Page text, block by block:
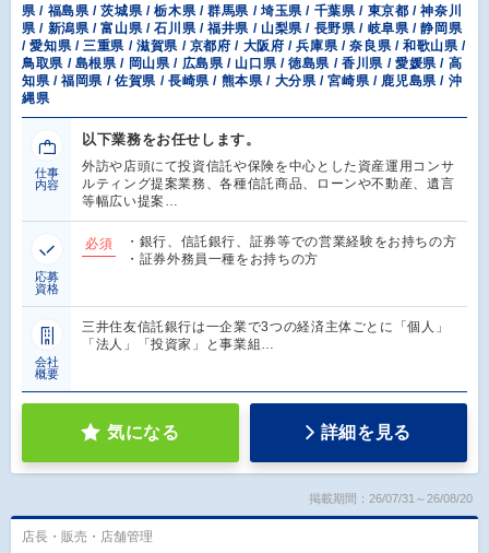
県 / 福島県 / 茨城県 / 栃木県 / 群馬県 / 埼玉県 / 千葉県 / 東京都 / 神奈川
県 / 新潟県 / 富山県 / 石川県 / 福井県 / 山梨県 / 長野県 / 岐阜県 / 静岡県
/ 愛知県 / 三重県 / 滋賀県 / 京都府 / 大阪府 / 兵庫県 / 奈良県 / 和歌山県 /
鳥取県 / 島根県 / 岡山県 / 広島県 / 山口県 / 徳島県 / 香川県 / 愛媛県 / 高
知県 / 福岡県 / 佐賀県 / 長崎県 / 熊本県 / 大分県 / 宮崎県 / 鹿児島県 / 沖
縄県
仕事
内容
以下業務をお任せします。
外訪や店頭にて投資信託や保険を中心とした資産運用コンサ
ルティング提案業務、各種信託商品、ローンや不動産、遺言
等幅広い提案…
応募
資格
必須
・銀行、信託銀行、証券等での営業経験をお持ちの方
・証券外務員一種をお持ちの方
会社
概要
三井住友信託銀行は一企業で3つの経済主体ごとに「個人」
「法人」「投資家」と事業組…
気になる 詳細を見る
掲載期間：26/07/31～26/08/20
店長・販売・店舗管理